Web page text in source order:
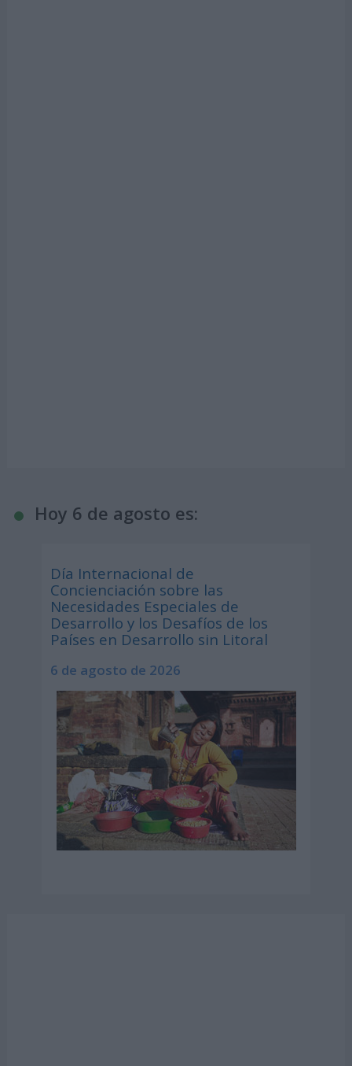
Hoy 6 de agosto es:
Día Internacional de
Concienciación sobre las
Necesidades Especiales de
Desarrollo y los Desafíos de los
Países en Desarrollo sin Litoral
6 de agosto de 2026